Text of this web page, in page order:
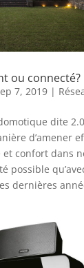
ou connecté?
7, 2019|
dite
d’amener
confort dans
possible
dernières